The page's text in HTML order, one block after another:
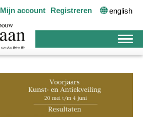
Mijn account Registreren english